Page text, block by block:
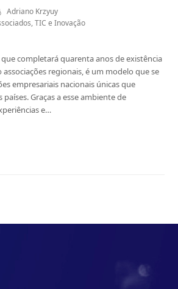
Adriano Krzyuy
,TIC e Inovação
que completará quarenta anos de existência
regionais, é um modelo que se
empresariais nacionais únicas que
Graças a esse ambiente de
e…